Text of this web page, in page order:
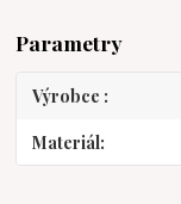
Parametry
Výrobce
Materiál